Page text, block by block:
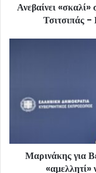
Ανεβαίνει
Τσιτσιπάς
Μαρινάκης για
«αμελλητί»